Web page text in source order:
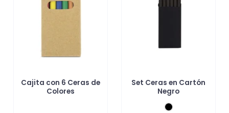
Cajita con 6 Ceras de
Colores
Set Ceras en Cartón
Negro